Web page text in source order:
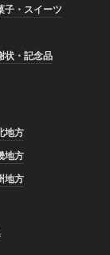
子・スイーツ
状・記念品
地方
地方
地方